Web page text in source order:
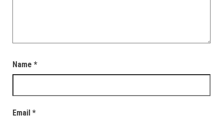
Name *
Email *